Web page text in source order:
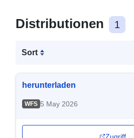
Distributionen 1
Sort
herunterladen
WFS 5 May 2026